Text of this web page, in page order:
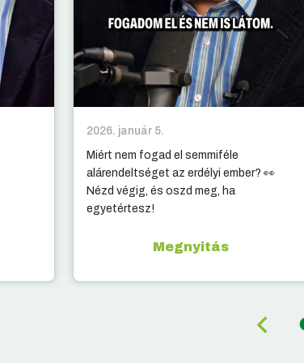
2026. január 5.
Miért nem fogad el semmiféle
alárendeltséget az erdélyi ember? 👀
Nézd végig, és oszd meg, ha
egyetértesz!
Megnyitás